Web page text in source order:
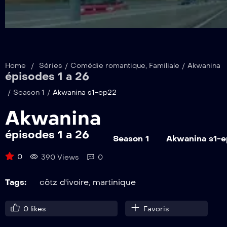
Home / Séries / Comédie romantique, Familiale / Akwanina
épisodes 1 a 26
/ Season 1 / Akwanina s1-ep22
Akwanina
épisodes 1 a 26 Season 1 Akwanina s1-
0 390 Views 0
Tags: côtz d'ivoire martinique
0 likes Favoris